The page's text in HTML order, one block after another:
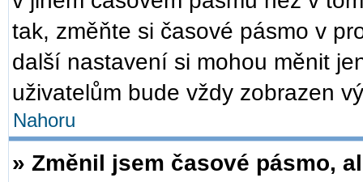
tak, změňte si časové pásmo v
další nastavení si mohou měnit
uživatelům bude vždy zobrazen
Nahoru
» Změnil jsem časové pásmo,